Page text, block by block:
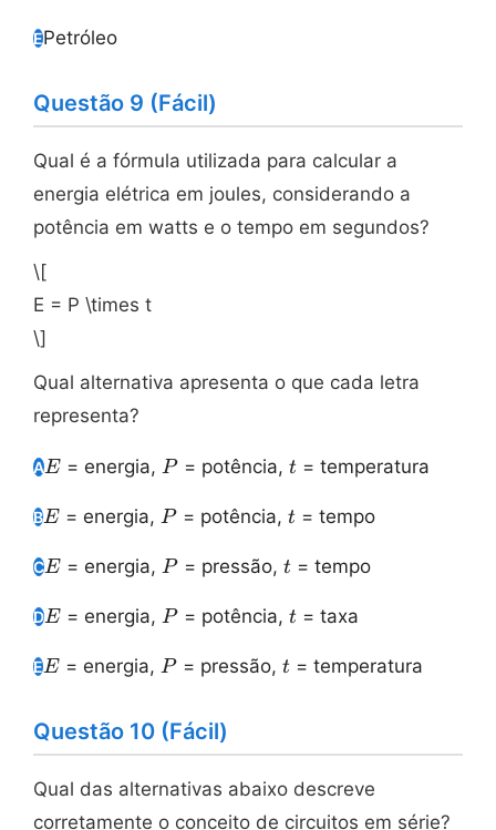
EPetróleo
Questão 9 (Fácil)
Qual é a fórmula utilizada para calcular a
energia elétrica em joules, considerando a
potência em watts e o tempo em segundos?
\[
E = P \times t
\]
Qual alternativa apresenta o que cada letra
representa?
AE
E = energia, P
P= potência, t
t= temperatura
BE
E = energia, P
P= potência, t
t= tempo
CE
E = energia, P
P= pressão, t
t= tempo
DE
E = energia, P
P= potência, t
t= taxa
EE
E = energia, P
P= pressão, t
t= temperatura
Questão 10 (Fácil)
Qual das alternativas abaixo descreve
corretamente o conceito de circuitos em série?